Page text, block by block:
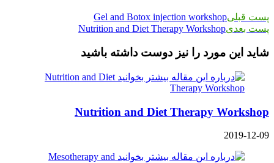
پست قبلیGel and Botox injection workshop
پست بعدیNutrition and Diet Therapy Workshop
شاید این مورد را نیز دوست داشته باشید
Nutrition and Diet Therapy Workshop
2019-12-09